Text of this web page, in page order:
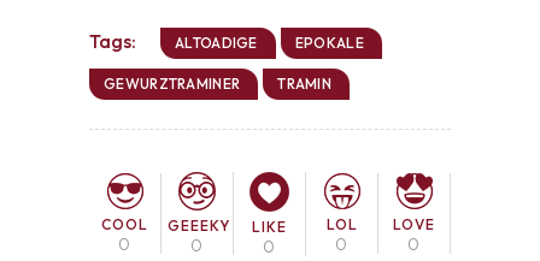
Tags: ALTOADIGE EPOKALE
GEWURZTRAMINER TRAMIN
COOL
0
GEEEKY
0
LIKE
0
LOL
0
LOVE
0